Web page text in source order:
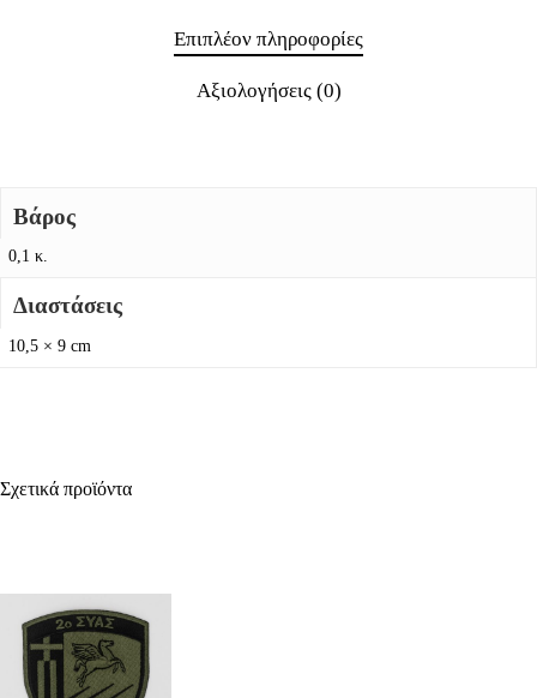
Επιπλέον πληροφορίες
Αξιολογήσεις (0)
Βάρος
0,1 κ.
Διαστάσεις
10,5 × 9 cm
Σχετικά προϊόντα